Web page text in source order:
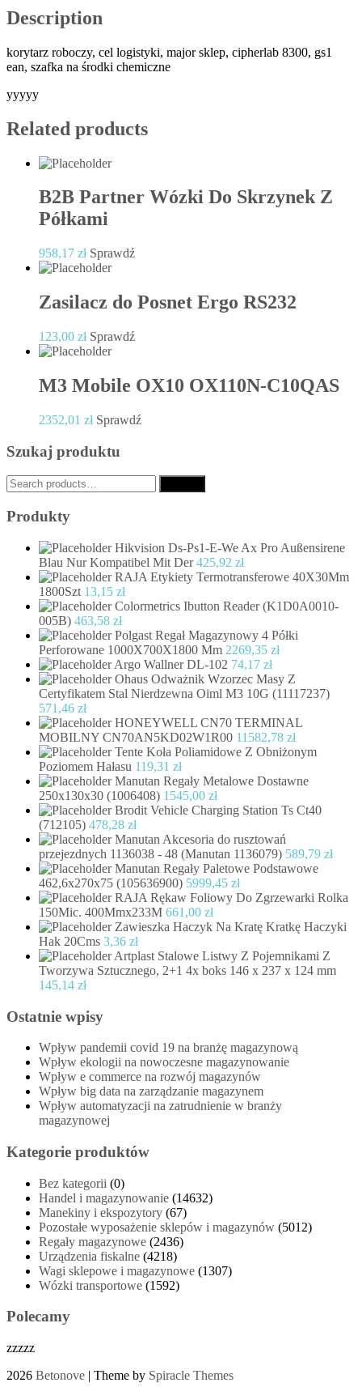
Description
korytarz roboczy, cel logistyki, major sklep, cipherlab 8300, gs1
ean, szafka na środki chemiczne
yyyyy
Related products
B2B Partner Wózki Do Skrzynek Z
Półkami
958,17 zł Sprawdź
Zasilacz do Posnet Ergo RS232
123,00 zł Sprawdź
M3 Mobile OX10 OX110N-C10QAS
2352,01 zł Sprawdź
Szukaj produktu
Search
for:
Produkty
Hikvision Ds-Ps1-E-We Ax Pro Außensirene
Blau Nur Kompatibel Mit Der 425,92 zł
RAJA Etykiety Termotransferowe 40X30Mm
1800Szt 13,15 zł
Colormetrics Ibutton Reader (K1D0A0010-
005B) 463,58 zł
Polgast Regał Magazynowy 4 Półki
Perforowane 1000X700X1800 Mm 2269,35 zł
Argo Wallner DL-102 74,17 zł
Ohaus Odważnik Wzorzec Masy Z
Certyfikatem Stal Nierdzewna Oiml M3 10G (11117237)
571,46 zł
HONEYWELL CN70 TERMINAL
MOBILNY CN70AN5KD02W1R00 11582,78 zł
Tente Koła Poliamidowe Z Obniżonym
Poziomem Hałasu 119,31 zł
Manutan Regały Metalowe Dostawne
250x130x30 (1006408) 1545,00 zł
Brodit Vehicle Charging Station Ts Ct40
(712105) 478,28 zł
Manutan Akcesoria do rusztowań
przejezdnych 1136038 - 48 (Manutan 1136079) 589,79 zł
Manutan Regały Paletowe Podstawowe
462,6x270x75 (105636900) 5999,45 zł
RAJA Rękaw Foliowy Do Zgrzewarki Rolka
150Mic. 400Mmx233M 661,00 zł
Zawieszka Haczyk Na Kratę Kratkę Haczyki
Hak 20Cms 3,36 zł
Artplast Stalowe Listwy Z Pojemnikami Z
Tworzywa Sztucznego, 2+1 4x boks 146 x 237 x 124 mm
145,14 zł
Ostatnie wpisy
Wpływ pandemii covid 19 na branżę magazynową
Wpływ ekologii na nowoczesne magazynowanie
Wpływ e commerce na rozwój magazynów
Wpływ big data na zarządzanie magazynem
Wpływ automatyzacji na zatrudnienie w branży
magazynowej
Kategorie produktów
Bez kategorii (0)
Handel i magazynowanie (14632)
Manekiny i ekspozytory (67)
Pozostałe wyposażenie sklepów i magazynów (5012)
Regały magazynowe (2436)
Urządzenia fiskalne (4218)
Wagi sklepowe i magazynowe (1307)
Wózki transportowe (1592)
Polecamy
zzzzz
2026 Betonove | Theme by Spiracle Themes